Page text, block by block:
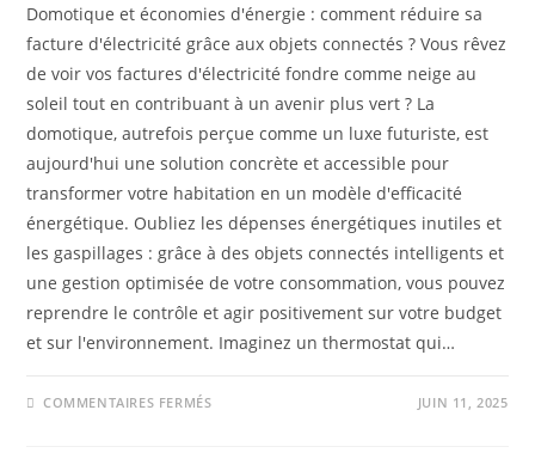
Domotique et économies d'énergie : comment réduire sa
facture d'électricité grâce aux objets connectés ? Vous rêvez
de voir vos factures d'électricité fondre comme neige au
soleil tout en contribuant à un avenir plus vert ? La
domotique, autrefois perçue comme un luxe futuriste, est
aujourd'hui une solution concrète et accessible pour
transformer votre habitation en un modèle d'efficacité
énergétique. Oubliez les dépenses énergétiques inutiles et
les gaspillages : grâce à des objets connectés intelligents et
une gestion optimisée de votre consommation, vous pouvez
reprendre le contrôle et agir positivement sur votre budget
et sur l'environnement. Imaginez un thermostat qui…
COMMENTAIRES FERMÉS JUIN 11, 2025